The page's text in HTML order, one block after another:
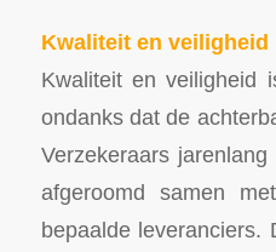
Kwaliteit en veiligheid
Kwaliteit en veiligheid
ondanks dat de
Verzekeraars
afgeroomd samen
bepaalde leveranciers.